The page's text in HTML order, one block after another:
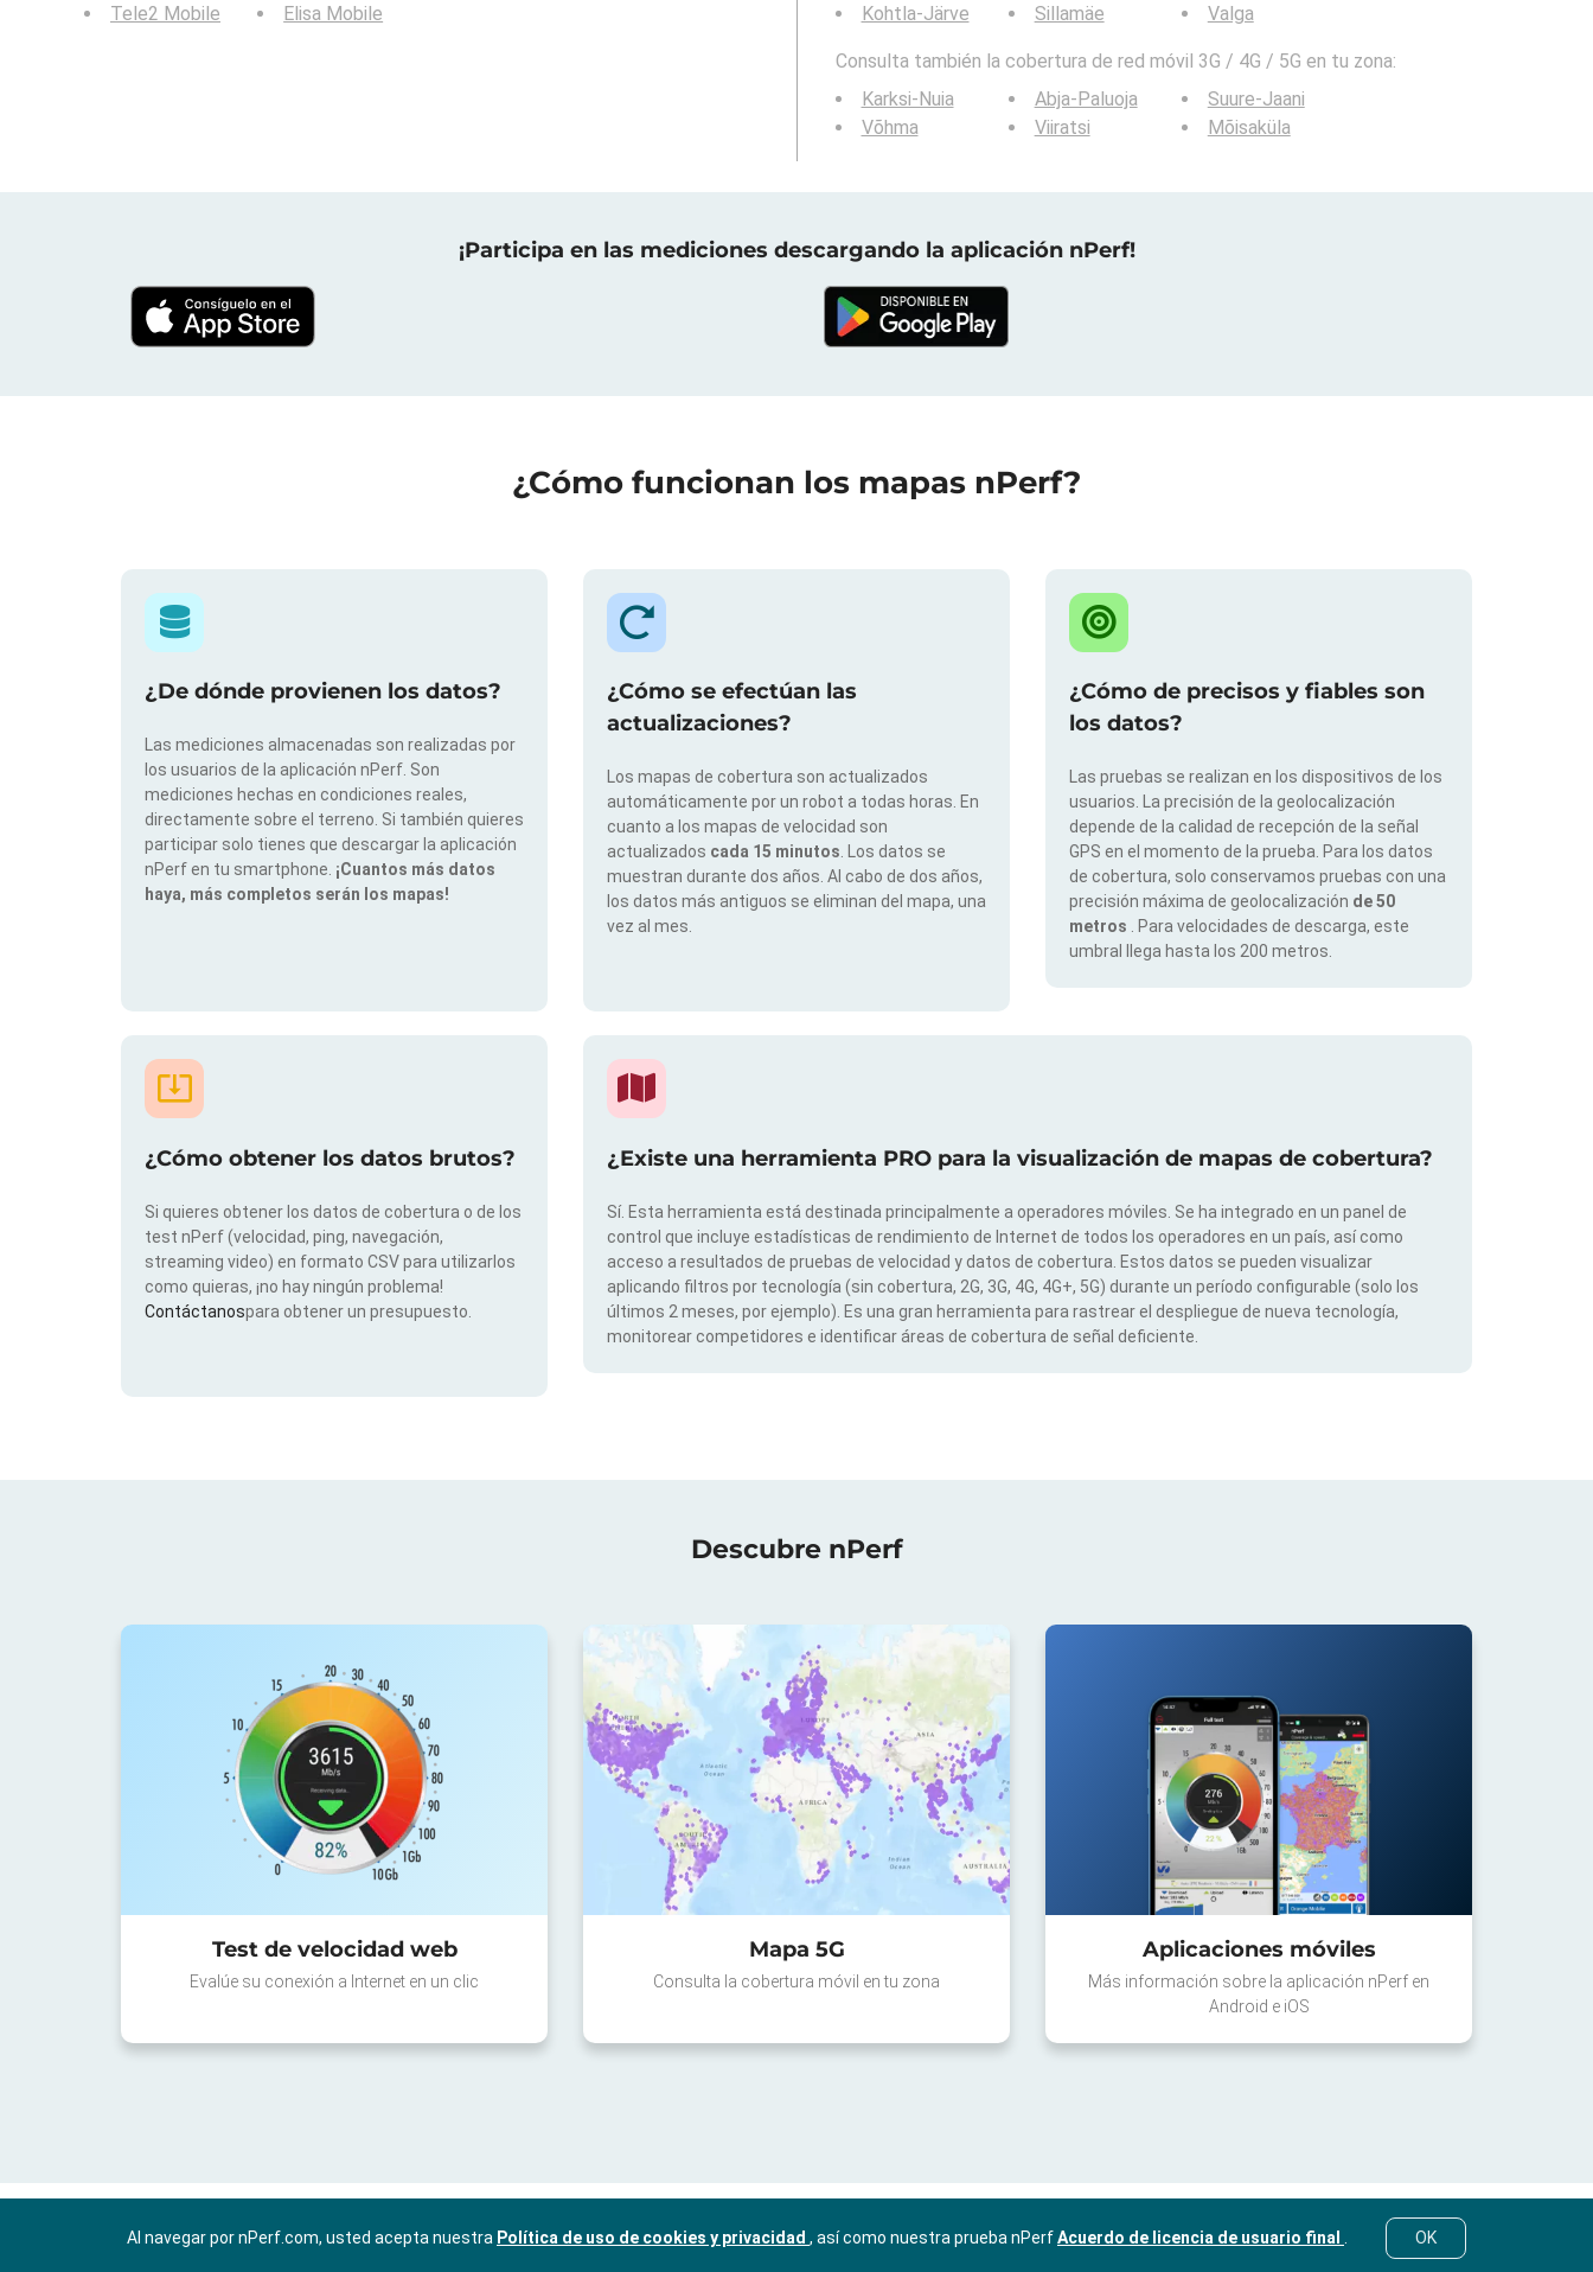
Tele2 Mobile
Elisa Mobile
Kohtla-Järve
Sillamäe
Valga
Consulta también la cobertura de red móvil 3G / 4G / 5G en tu zona:
Karksi-Nuia
Võhma
Abja-Paluoja
Viiratsi
Suure-Jaani
Mõisaküla
¡Participa en las mediciones descargando la aplicación nPerf!
¿Cómo funcionan los mapas nPerf?
¿De dónde provienen los datos?
Las mediciones almacenadas son realizadas por
los usuarios de la aplicación nPerf. Son
mediciones hechas en condiciones reales,
directamente sobre el terreno. Si también quieres
participar solo tienes que descargar la aplicación
nPerf en tu smartphone. ¡Cuantos más datos
haya, más completos serán los mapas!
¿Cómo se efectúan las
actualizaciones?
Los mapas de cobertura son actualizados
automáticamente por un robot a todas horas. En
cuanto a los mapas de velocidad son
actualizados cada 15 minutos . Los datos se
muestran durante dos años. Al cabo de dos años,
los datos más antiguos se eliminan del mapa, una
vez al mes.
¿Cómo de precisos y fiables son
los datos?
Las pruebas se realizan en los dispositivos de los
usuarios. La precisión de la geolocalización
depende de la calidad de recepción de la señal
GPS en el momento de la prueba. Para los datos
de cobertura, solo conservamos pruebas con una
precisión máxima de geolocalización de 50
metros
. Para velocidades de descarga, este
umbral llega hasta los 200 metros.
¿Cómo obtener los datos brutos?
Si quieres obtener los datos de cobertura o de los
test nPerf (velocidad, ping, navegación,
streaming video) en formato CSV para utilizarlos
como quieras, ¡no hay ningún problema!
Contáctanospara obtener un presupuesto.
¿Existe una herramienta PRO para la visualización de mapas de cobertura?
Sí. Esta herramienta está destinada principalmente a operadores móviles. Se ha integrado en un panel de
control que incluye estadísticas de rendimiento de Internet de todos los operadores en un país, así como
acceso a resultados de pruebas de velocidad y datos de cobertura. Estos datos se pueden visualizar
aplicando filtros por tecnología (sin cobertura, 2G, 3G, 4G, 4G+, 5G) durante un período configurable (solo los
últimos 2 meses, por ejemplo). Es una gran herramienta para rastrear el despliegue de nueva tecnología,
monitorear competidores e identificar áreas de cobertura de señal deficiente.
Descubre nPerf
Test de velocidad web
Evalúe su conexión a Internet en un clic
Mapa 5G
Consulta la cobertura móvil en tu zona
Aplicaciones móviles
Más información sobre la aplicación nPerf en
Android e iOS
Al navegar por nPerf.com, usted acepta nuestra Política de uso de cookies y privacidad , así como nuestra prueba nPerfAcuerdo de licencia de usuario final OK